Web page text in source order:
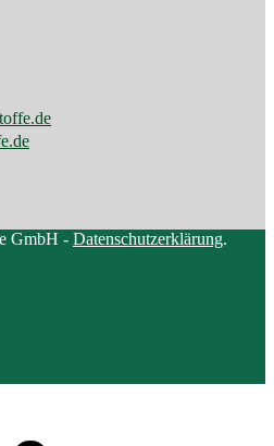
GmbH - Datenschutzerklärung.